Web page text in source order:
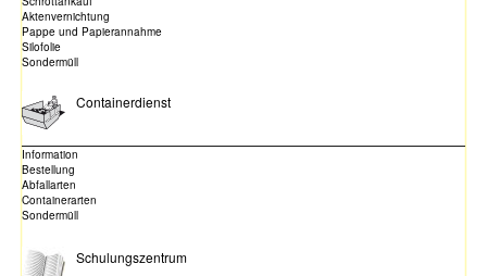
Aktenvernichtung
Pappe und Papierannahme
Silofolie
Sondermüll
Containerdienst
Information
Bestellung
Abfallarten
Containerarten
Sondermüll
Schulungszentrum